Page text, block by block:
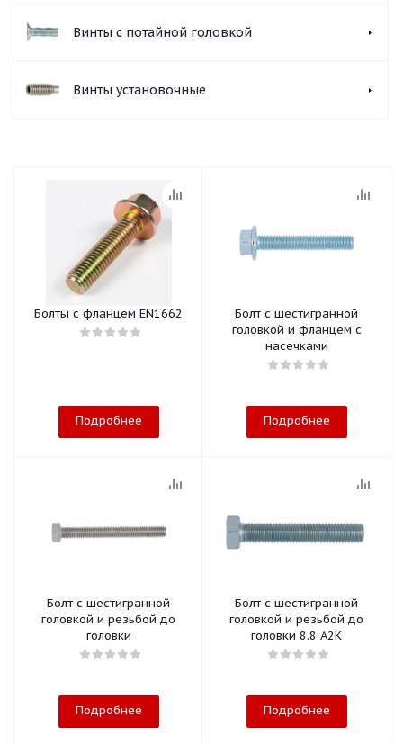
Винты с потайной головкой
Винты установочные
Болты с фланцем EN1662
Подробнее
Болт с шестигранной
головкой и фланцем с
насечками
Подробнее
Болт с шестигранной
головкой и резьбой до
головки
Подробнее
Болт с шестигранной
головкой и резьбой до
головки 8.8 A2K
Подробнее